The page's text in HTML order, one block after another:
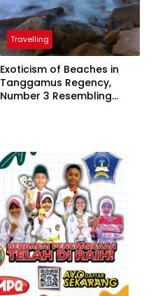
Travelling
Exoticism of Beaches in
Tanggamus Regency,
Number 3 Resembling